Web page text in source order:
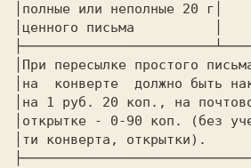
│полные или неполные 20
│ценного письма          │
│При пересылке простого
│на  конверте  должно быть
│на 1 руб. 20 коп., на
│открытке - 0-90 коп. (без
│ти конверта, открытки).